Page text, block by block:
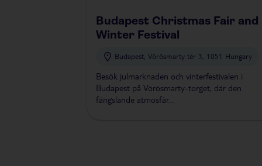
Budapest Christmas Fair and
Winter Festival
Budapest, Vörösmarty tér 3, 1051 Hungary
Besök julmarknaden och vinterfestivalen i
Budapest på Vörösmarty-torget, där den
fängslande atmosfär...